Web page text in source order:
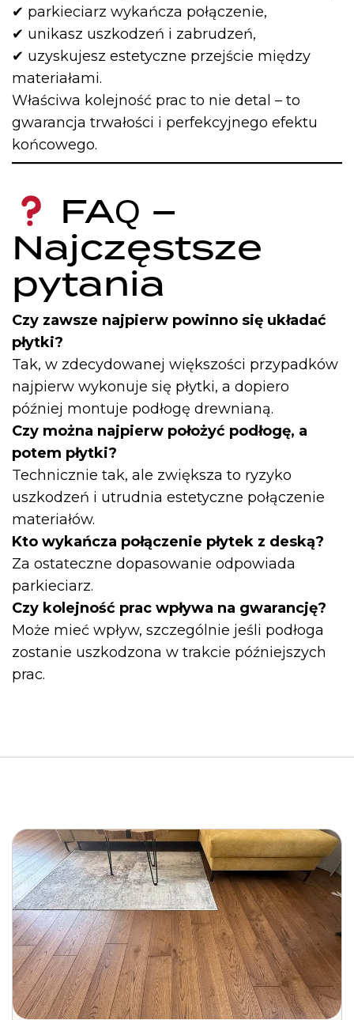
✔ parkieciarz wykańcza połączenie,
✔ unikasz uszkodzeń i zabrudzeń,
✔ uzyskujesz estetyczne przejście między
materiałami.
Właściwa kolejność prac to nie detal – to
gwarancja trwałości i perfekcyjnego efektu
końcowego.
FAQ –
Najczęstsze
pytania
Czy zawsze najpierw powinno się układać
płytki?
Tak, w zdecydowanej większości przypadków
najpierw wykonuje się płytki, a dopiero
później montuje podłogę drewnianą.
Czy można najpierw położyć podłogę, a
potem płytki?
Technicznie tak, ale zwiększa to ryzyko
uszkodzeń i utrudnia estetyczne połączenie
materiałów.
Kto wykańcza połączenie płytek z deską?
Za ostateczne dopasowanie odpowiada
parkieciarz.
Czy kolejność prac wpływa na gwarancję?
Może mieć wpływ, szczególnie jeśli podłoga
zostanie uszkodzona w trakcie późniejszych
prac.